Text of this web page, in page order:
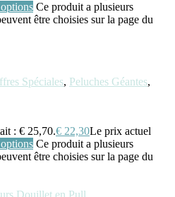
Ce produit a plusieurs
être choisies sur la page du
Spéciales, Peluches Géantes,
: € 25,70.€ 22,30Le prix actuel
Ce produit a plusieurs
être choisies sur la page du